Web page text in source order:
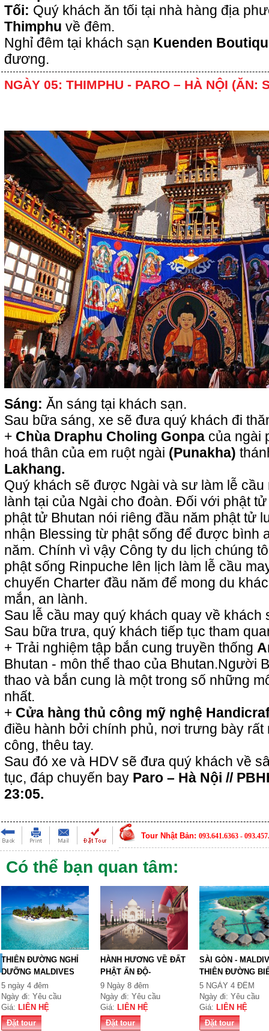
Tối: Quý khách ăn tối tại nhà hàng địa
Thimphu về đêm.
Nghỉ đêm tại khách sạn Kuenden
đương.
NGÀY 05: THIMPHU - PARO – HÀ NỘI (ĂN:
Sáng: Ăn sáng tại khách sạn.
Sau bữa sáng, xe sẽ đưa quý khách đi
+ Chùa Draphu Choling Gonpa của ngài
hoá thân của em ruột ngài (Punakha)
Lakhang.
Quý khách sẽ được Ngài và sư làm lễ cầu
lành tại của Ngài cho đoàn. Đối với phật
phật tử Bhutan nói riêng đầu năm phật tử
nhận Blessing từ phật sống để được bình
năm. Chính vì vậy Công ty du lịch chúng
phật sống Rinpuche lên lịch làm lễ cầu
chuyến Charter đầu năm để mong du
mắn, an lành.
Sau lễ cầu may quý khách quay về
Sau bữa trưa, quý khách tiếp tục tham
+ Trải nghiệm tập bắn cung truyền thống
Bhutan - môn thể thao của Bhutan.Người
thao và bắn cung là một trong số những
nhất.
+ Cửa hàng thủ công mỹ nghệ
điều hành bởi chính phủ, nơi trưng bày rất
công, thêu tay.
Sau đó xe và HDV sẽ đưa quý khách về
tục, đáp chuyến bay Paro – Hà Nội //
23:05.
Tour Nhật Bản: 093.641.6363 -
Có thể bạn quan tâm:
THIÊN ĐƯỜNG NGHỈ
DƯỠNG MALDIVES
FREE a...
5 ngày 4 đêm
Ngày đi: Yêu cầu
Giá: LIÊN HỆ
Đặt tour
HÀNH HƯƠNG VỀ ĐẤT
PHẬT ẤN ĐỘ-
NEPAL9N
9 Ngày 8 đêm
Ngày đi: Yêu cầu
Giá: LIÊN HỆ
Đặt tour
SÀI GÒN -
THIÊN ĐƯỜNG
5 NGÀY 4 ĐÊM
Ngày đi: Yêu cầu
Giá: LIÊN HỆ
Đặt tour